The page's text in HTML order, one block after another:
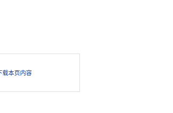
下载本页内容